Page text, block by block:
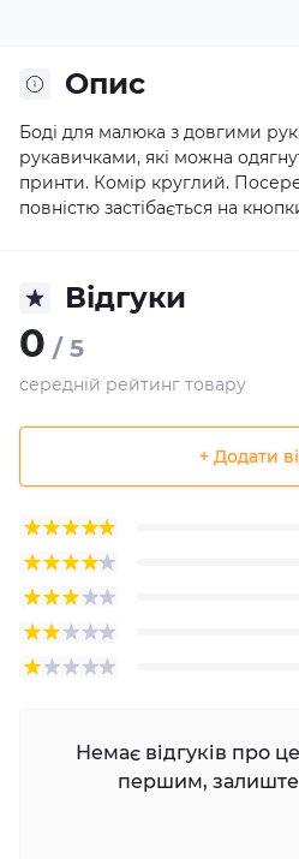
Опис
Боді для малюка з довгими
рукавичками, які можна
принти. Комір круглий.
повністю застібається на
Відгуки
0 / 5
середній рейтинг товару
+ Додати
Немає відгуків про
першим, залиште